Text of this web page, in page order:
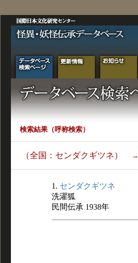
検索結果（呼称検索）
（全国：センダクギツネ） →
1. センダクギツネ
洗濯狐
民間伝承 1938年